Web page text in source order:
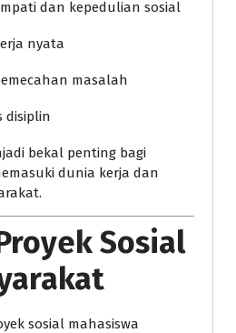
dan kepedulian sosial
nyata
masalah
disiplin
bekal penting bagi
dunia kerja dan
Sosial
sosial mahasiswa